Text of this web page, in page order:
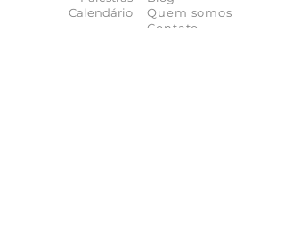
Calendário
Quem somos
Contato